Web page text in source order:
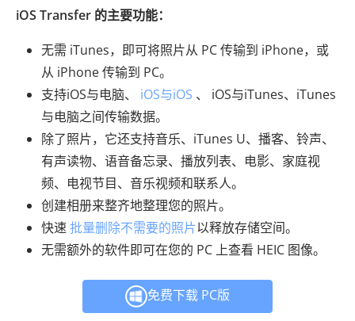
iOS Transfer 的主要功能：
无需 iTunes，即可将照片从 PC 传输到 iPhone，或
从 iPhone 传输到 PC。
支持iOS与电脑、 iOS与iOS 、 iOS与iTunes、iTunes
与电脑之间传输数据。
除了照片，它还支持音乐、iTunes U、播客、铃声、
有声读物、语音备忘录、播放列表、电影、家庭视
频、电视节目、音乐视频和联系人。
创建相册来整齐地整理您的照片。
快速批量删除不需要的照片以释放存储空间。
无需额外的软件即可在您的 PC 上查看 HEIC 图像。
免费下载 PC版